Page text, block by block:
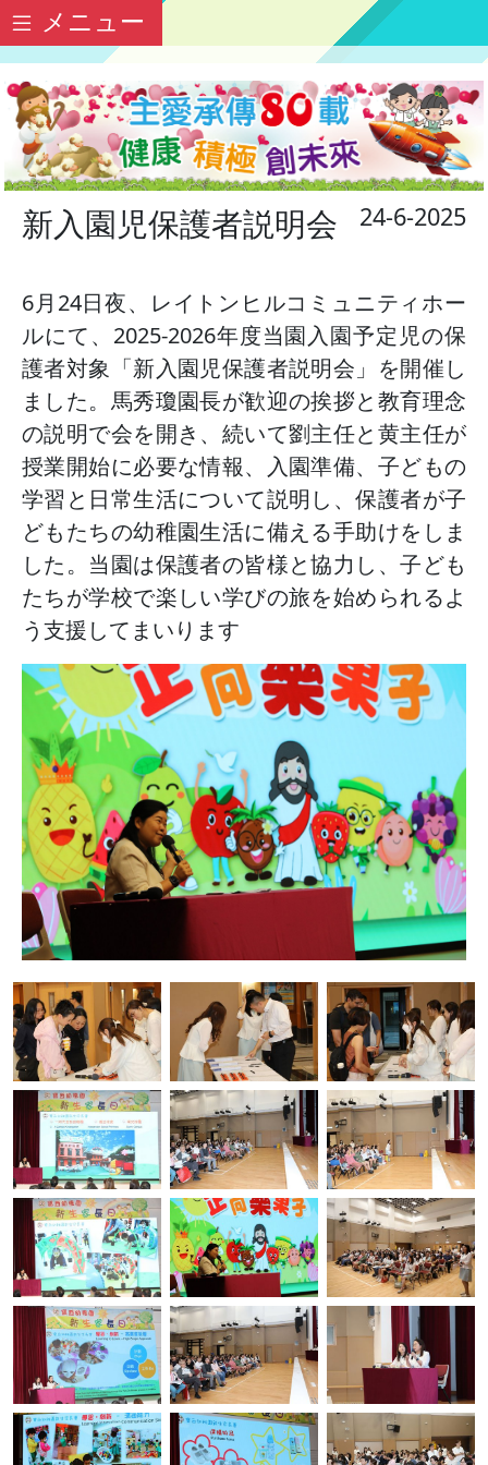
メニュー
24-6-2025
新入園児保護者説明会
6月24日夜、レイトンヒルコミュニティホー
ルにて、2025-2026年度当園入園予定児の保
護者対象「新入園児保護者説明会」を開催し
ました。馬秀瓊園長が歓迎の挨拶と教育理念
の説明で会を開き、続いて劉主任と黄主任が
授業開始に必要な情報、入園準備、子どもの
学習と日常生活について説明し、保護者が子
どもたちの幼稚園生活に備える手助けをしま
した。当園は保護者の皆様と協力し、子ども
たちが学校で楽しい学びの旅を始められるよ
う支援してまいります